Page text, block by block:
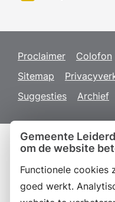
Gemeente
om de website
Functionele cookies
goed werkt.
Proclaimer Colofon
Sitemap
Suggesties
Archief